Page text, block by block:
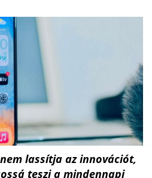
lassítja az innovációt,
teszi a mindennapi